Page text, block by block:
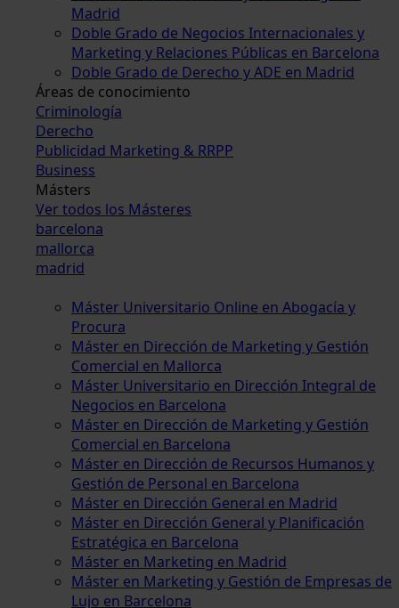
Madrid
Doble Grado de Negocios Internacionales y
Marketing y Relaciones Públicas en Barcelona
Doble Grado de Derecho y ADE en Madrid
Áreas de conocimiento
Criminología
Derecho
Publicidad Marketing & RRPP
Business
Másters
Ver todos los Másteres
barcelona
mallorca
madrid
Máster Universitario Online en Abogacía y
Procura
Máster en Dirección de Marketing y Gestión
Comercial en Mallorca
Máster Universitario en Dirección Integral de
Negocios en Barcelona
Máster en Dirección de Marketing y Gestión
Comercial en Barcelona
Máster en Dirección de Recursos Humanos y
Gestión de Personal en Barcelona
Máster en Dirección General en Madrid
Máster en Dirección General y Planificación
Estratégica en Barcelona
Máster en Marketing en Madrid
Máster en Marketing y Gestión de Empresas de
Lujo en Barcelona